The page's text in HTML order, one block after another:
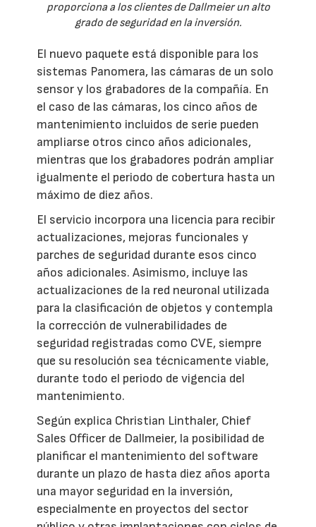
proporciona a los clientes de Dallmeier un alto
grado de seguridad en la inversión.
El nuevo paquete está disponible para los
sistemas Panomera, las cámaras de un solo
sensor y los grabadores de la compañía. En
el caso de las cámaras, los cinco años de
mantenimiento incluidos de serie pueden
ampliarse otros cinco años adicionales,
mientras que los grabadores podrán ampliar
igualmente el periodo de cobertura hasta un
máximo de diez años.
El servicio incorpora una licencia para recibir
actualizaciones, mejoras funcionales y
parches de seguridad durante esos cinco
años adicionales. Asimismo, incluye las
actualizaciones de la red neuronal utilizada
para la clasificación de objetos y contempla
la corrección de vulnerabilidades de
seguridad registradas como CVE, siempre
que su resolución sea técnicamente viable,
durante todo el periodo de vigencia del
mantenimiento.
Según explica Christian Linthaler, Chief
Sales Officer de Dallmeier, la posibilidad de
planificar el mantenimiento del software
durante un plazo de hasta diez años aporta
una mayor seguridad en la inversión,
especialmente en proyectos del sector